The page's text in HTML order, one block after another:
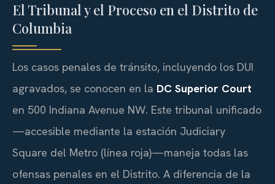
El Tribunal y el Proceso en el Distrito de
Columbia
Los casos penales de tránsito, incluyendo los DUI
agravados, se conocen en la DC Superior Court
en 500 Indiana Avenue NW. Este tribunal unificado
—accesible mediante la estación Judiciary
Square del Metro (línea roja)—maneja todas las
ofensas penales en el Distrito. A diferencia de la